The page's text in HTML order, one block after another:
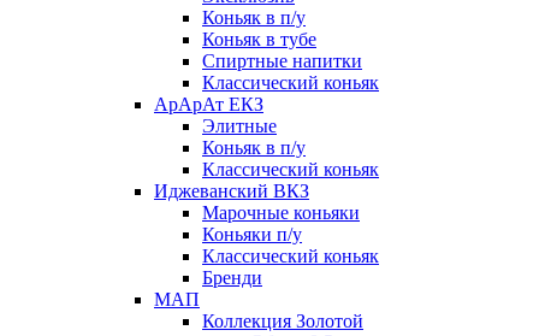
Коньяк в п/у
Коньяк в тубе
Спиртные напитки
Классический коньяк
АрАрАт ЕКЗ
Элитные
Коньяк в п/у
Классический коньяк
Иджеванский ВКЗ
Марочные коньяки
Коньяки п/у
Классический коньяк
Бренди
МАП
Коллекция Золотой